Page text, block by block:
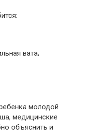
вата;
молодой
медицинские
объяснить и